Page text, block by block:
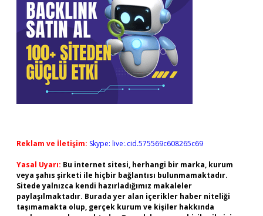
Reklam ve İletişim: Skype: live:.cid.575569c608265c69
Yasal Uyarı: Bu internet sitesi, herhangi bir marka, kurum
veya şahıs şirketi ile hiçbir bağlantısı bulunmamaktadır.
Sitede yalnızca kendi hazırladığımız makaleler
paylaşılmaktadır. Burada yer alan içerikler haber niteliği
taşımamakta olup, gerçek kurum ve kişiler hakkında